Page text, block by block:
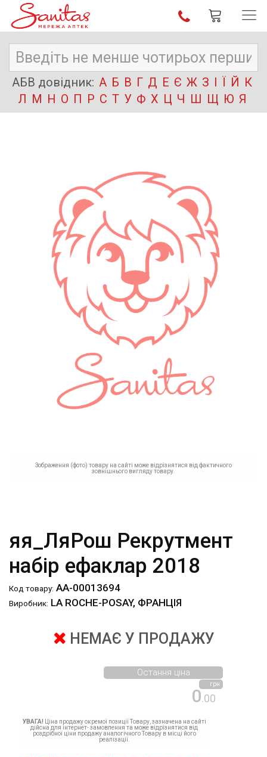
АБВ довідник: А Б В Г Д Е Є Ж З І Ї Й К
Л М Н О П Р С Т У Ф Х Ц Ч Ш Щ Ю Я
Зображення (фото) товару на сайті може відрізнятися від фактичного
зовнішнього вигляду товару.
яя_ЛяРош Рекрутмент
набір ефаклар 2018
Код товару: АА-00013694
Виробник: LA ROCHE-POSAY, ФРАНЦІЯ
НЕМАЄ У ПРОДАЖУ
0.00
грн
Остання ціна
УВАГА! Ціна продажу окремої позиції Товару, зазначена на сайті
дійсна для інтернет- замовлення та може відрізнятися від
роздрібної ціни продажу аналогічного Товару в місці його
реалізації.